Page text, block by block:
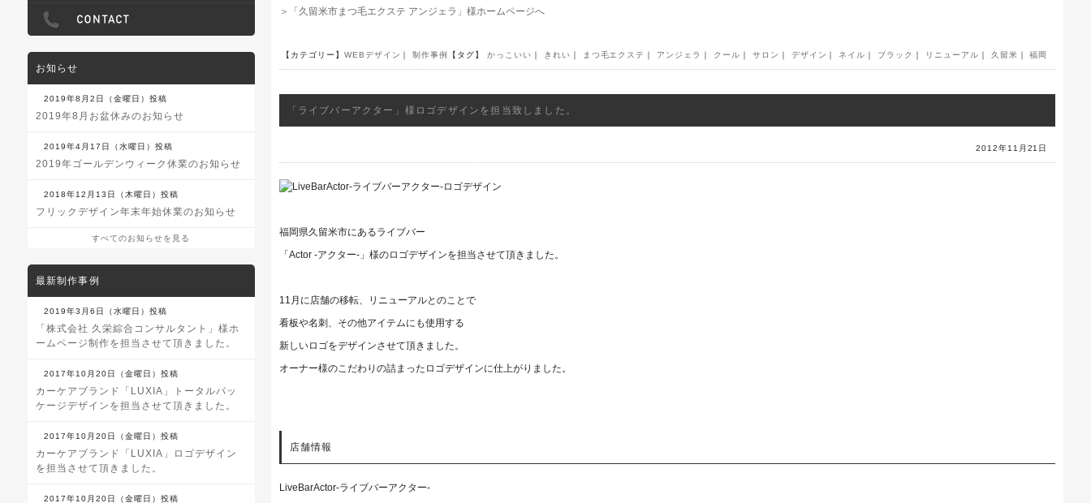
＞「久留米市まつ毛エクステ アンジェラ」様ホームページへ
【カテゴリー】 WEBデザイン ｜制作事例 【タグ】かっこいい ｜ きれい ｜ まつ毛エクステ ｜ アンジェラ ｜ クール ｜ サロン ｜ デザイン ｜ ネイル ｜ ブラック ｜ リニューアル ｜ 久留米 ｜福岡
「ライブバーアクター」様ロゴデザインを担当致しました。
2012年11月21日
福岡県久留米市にあるライブバー
「Actor -アクター-」様のロゴデザインを担当させて頂きました。
11月に店舗の移転、リニューアルとのことで
看板や名刺、その他アイテムにも使用する
新しいロゴをデザインさせて頂きました。
オーナー様のこだわりの詰まったロゴデザインに仕上がりました。
店舗情報
LiveBarActor-ライブバーアクター-
お知らせ
2019年8月2日（金曜日）投稿
2019年8月お盆休みのお知らせ
2019年4月17日（水曜日）投稿
2019年ゴールデンウィーク休業のお知らせ
2018年12月13日（木曜日）投稿
フリックデザイン年末年始休業のお知らせ
すべてのお知らせを見る
最新制作事例
2019年3月6日（水曜日）投稿
「株式会社 久栄綜合コンサルタント」様ホ
ームページ制作を担当させて頂きました。
2017年10月20日（金曜日）投稿
カーケアブランド「LUXIA」トータルパッ
ケージデザインを担当させて頂きました。
2017年10月20日（金曜日）投稿
カーケアブランド「LUXIA」ロゴデザイン
を担当させて頂きました。
2017年10月20日（金曜日）投稿